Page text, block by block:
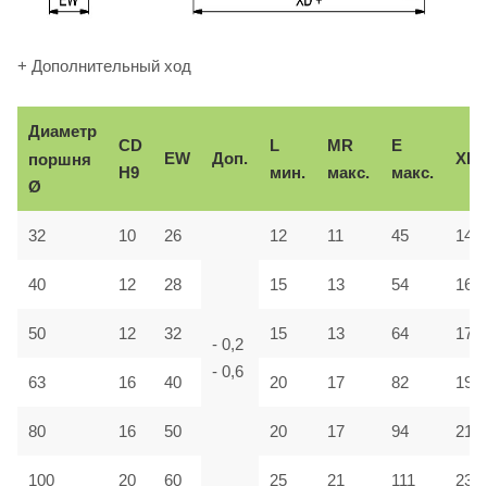
+ Дополнительный ход
Диаметр
поршня
Ø
CD
H9
EW Доп.
L
мин.
MR
макс.
E
макс.
XD
32 10 26
- 0,2
- 0,6
12 11 45 142
40 12 28 15 13 54 160
50 12 32 15 13 64 170
63 16 40 20 17 82 190
80 16 50 20 17 94 210
100 20 60 25 21 111 230